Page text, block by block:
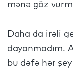
mənə göz
Daha da irəli
dayanmadım.
bu dəfə hər şey